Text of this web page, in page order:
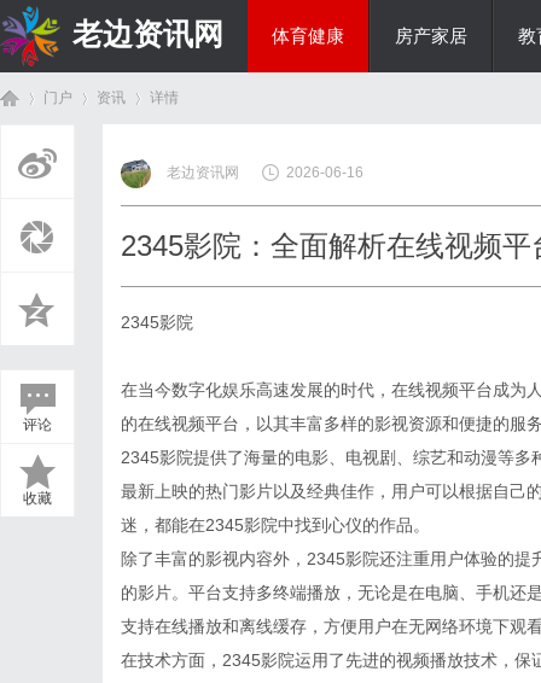
老边资讯网 体育健康 房产家居 教
门户 资讯
›
详情
评论
收藏
老边资讯网 2026-06-16
2345影院：全面解析在线视频
2345影院
在当今数字化娱乐高速发展的时代，在线视频平台成为
的在线视频平台，以其丰富多样的影视资源和便捷的服
2345影院提供了海量的电影、电视剧、综艺和动漫等
最新上映的热门影片以及经典佳作，用户可以根据自己
迷，都能在2345影院中找到心仪的作品。
除了丰富的影视内容外，2345影院还注重用户体验的
的影片。平台支持多终端播放，无论是在电脑、手机还
支持在线播放和离线缓存，方便用户在无网络环境下观
在技术方面，2345影院运用了先进的视频播放技术，